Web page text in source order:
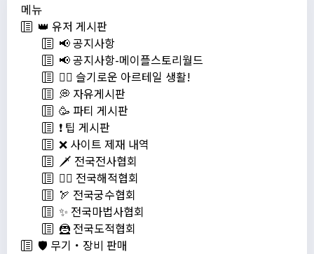
메뉴
👑 유저 게시판
📢 공지사항
📢 공지사항-메이플스토리월드
💁‍♂ 슬기로운 아르테일 생활!
💭 자유게시판
🥳 파티 게시판
❗️ 팁 게시판
❌ 사이트 제재 내역
🗡️ 전국전사협회
🏴‍☠️ 전국해적협회
🏹 전국궁수협회
✨ 전국마법사협회
🦹 전국도적협회
🛡️ 무기・장비 판매